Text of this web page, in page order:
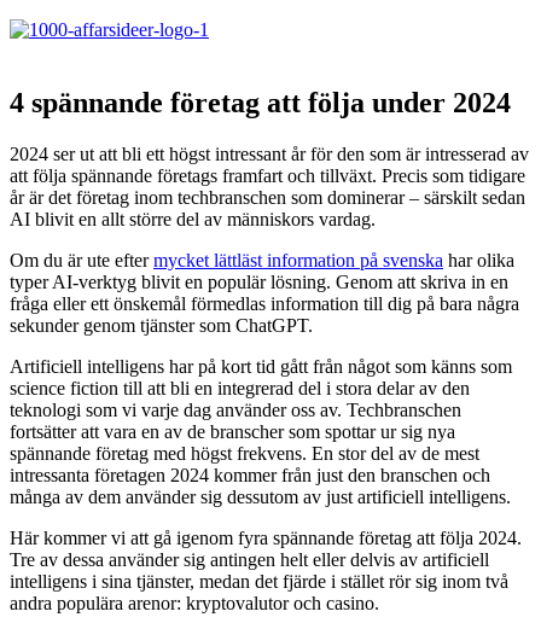
4 spännande företag att följa under 2024
2024 ser ut att bli ett högst intressant år för den som är intresserad av
att följa spännande företags framfart och tillväxt. Precis som tidigare
år är det företag inom techbranschen som dominerar – särskilt sedan
AI blivit en allt större del av människors vardag.
Om du är ute eftermycket lättläst information på svenska har olika
typer AI-verktyg blivit en populär lösning. Genom att skriva in en
fråga eller ett önskemål förmedlas information till dig på bara några
sekunder genom tjänster som ChatGPT.
Artificiell intelligens har på kort tid gått från något som känns som
science fiction till att bli en integrerad del i stora delar av den
teknologi som vi varje dag använder oss av. Techbranschen
fortsätter att vara en av de branscher som spottar ur sig nya
spännande företag med högst frekvens. En stor del av de mest
intressanta företagen 2024 kommer från just den branschen och
många av dem använder sig dessutom av just artificiell intelligens.
Här kommer vi att gå igenom fyra spännande företag att följa 2024.
Tre av dessa använder sig antingen helt eller delvis av artificiell
intelligens i sina tjänster, medan det fjärde i stället rör sig inom två
andra populära arenor: kryptovalutor och casino.